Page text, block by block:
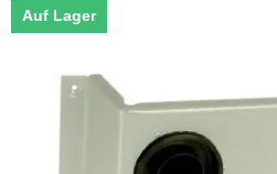
Auf Lager